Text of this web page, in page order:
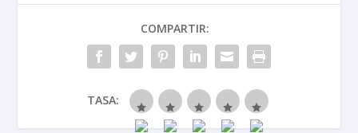
COMPARTIR:
TASA: